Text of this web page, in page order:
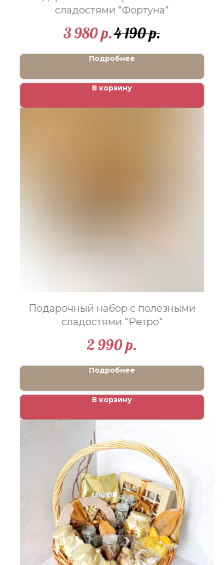
сладостями "Фортуна"
3 980р.4 190р.
Подробнее
В корзину
Подарочный набор с полезными
сладостями "Ретро"
2 990р.
Подробнее
В корзину